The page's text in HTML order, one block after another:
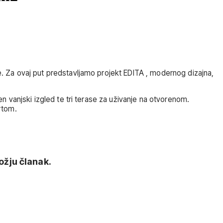
ovaj put predstavljamo projekt EDITA , modernog dizajna,
vanjski izgled te tri terase za uživanje na otvorenom.
članak.